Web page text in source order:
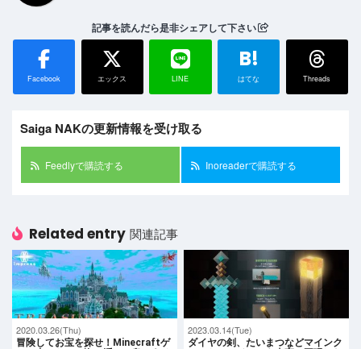
記事を読んだら是非シェアして下さい
Facebook エックス LINE
B!
はてな Threads
Saiga NAKの更新情報を受け取る
Feedlyで購読する Inoreaderで購読する
Related entry 関連記事
2020.03.26(Thu)
冒険してお宝を探せ！Minecraftゲ
2023.03.14(Tue)
ダイヤの剣、たいまつなどマインク